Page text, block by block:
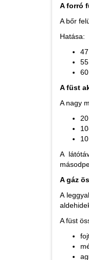
A forró
A bőr
Hatása:
A füst
A nagy
A
A gáz
A
A füst